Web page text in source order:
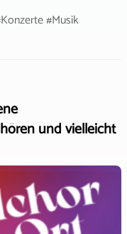
#Musik
und vielleicht